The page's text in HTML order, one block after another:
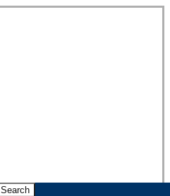
Search